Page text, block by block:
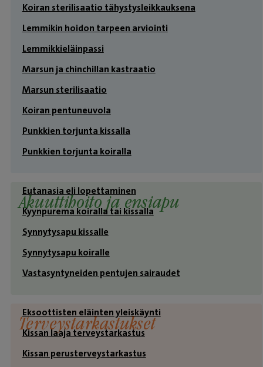
Koiran sterilisaatio tähystysleikkauksena
Lemmikin hoidon tarpeen arviointi
Lemmikkieläinpassi
Marsun ja chinchillan kastraatio
Marsun sterilisaatio
Koiran pentuneuvola
Punkkien torjunta kissalla
Punkkien torjunta koiralla
Akuuttihoito ja ensiapu
Eutanasia eli lopettaminen
Kyynpurema koiralla tai kissalla
Synnytysapu kissalle
Synnytysapu koiralle
Vastasyntyneiden pentujen sairaudet
Terveystarkastukset
Eksoottisten eläinten yleiskäynti
Kissan laaja terveystarkastus
Kissan perusterveystarkastus